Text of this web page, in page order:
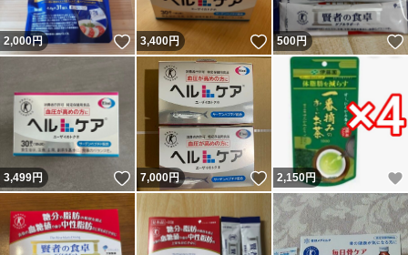
2,000円 いいね！
3,400円 いいね！
500円
3,499円 いいね！
7,000円 いいね！
2,150円